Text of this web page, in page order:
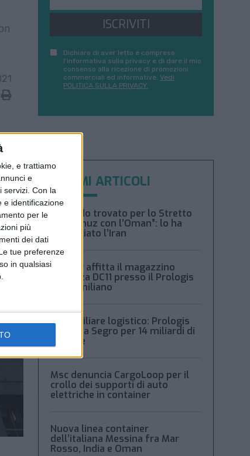
e trattiamo
e
Con la
e identificazione
per le
più
dei dati
tue preferenze
in qualsiasi
ISCRIVITI
Dichiaro di aver letto e compreso
l'informativa sulla privacy e di dare il mio
consenso alla ricezione di promozioni
commerciali ed informative. Vedi
POLITICA SULLA PRIVACY.
ULTIMI ARTICOLI
“Accordo trovato per lo Stretto
di Hormuz con l’Oman”: lo ha
annunciato l’Iran
Condor affitta il magazzino
Piacenza DC11 presso il Prologis
Park emiliano
Immobiliare logistico: Prologis
acquista Segro per 14 miliardi di
sterline
Msc denuncia CargoLoop per il
crollo dei supporti di auto
elettriche in container
Nuova linea container
dell’italiana Messina fra Mar
Rosso, India e Oman